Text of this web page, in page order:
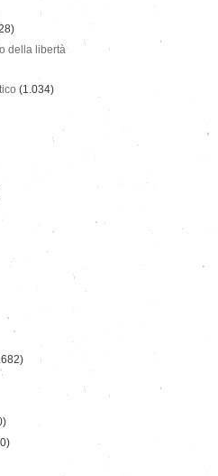
della libertà
(1.034)